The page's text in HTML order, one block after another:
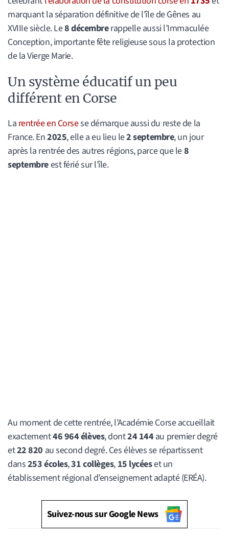
marquant la séparation définitive de l’île de Gênes au
XVIIIe siècle. Le8 décembrerappelle aussi l’Immaculée
Conception, importante fête religieuse sous la protection
de la Vierge Marie.
Un système éducatif un peu
différent en Corse
La rentrée en Corsese démarque aussi du reste de la
France. En2025, elle a eu lieu le2 septembre, un jour
après la rentrée des autres régions, parce que le8
septembreest férié sur l’île.
Au moment de cette rentrée, l’Académie Corse accueillait
exactement46 964 élèves, dont24 144 au premier degré
et22 820 au second degré. Ces élèves se répartissent
dans253 écoles,31 collèges, 15 lycéeset un
établissement régional d’enseignement adapté (ERÉA).
Suivez-nous sur Google News